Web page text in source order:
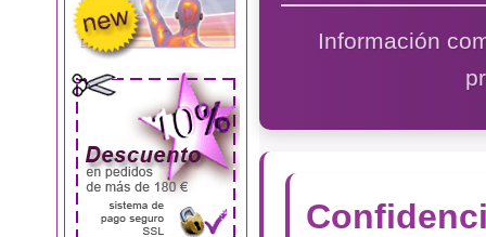
Información